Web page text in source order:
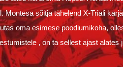
Montesa sõitja tähelend X-Triali
oma esimese poodiumikoha,
, on ta sellest ajast alates